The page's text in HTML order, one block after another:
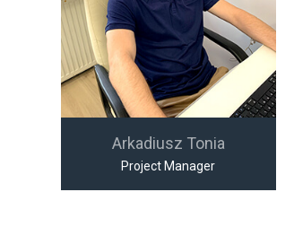
Arkadiusz Tonia
Project Manager